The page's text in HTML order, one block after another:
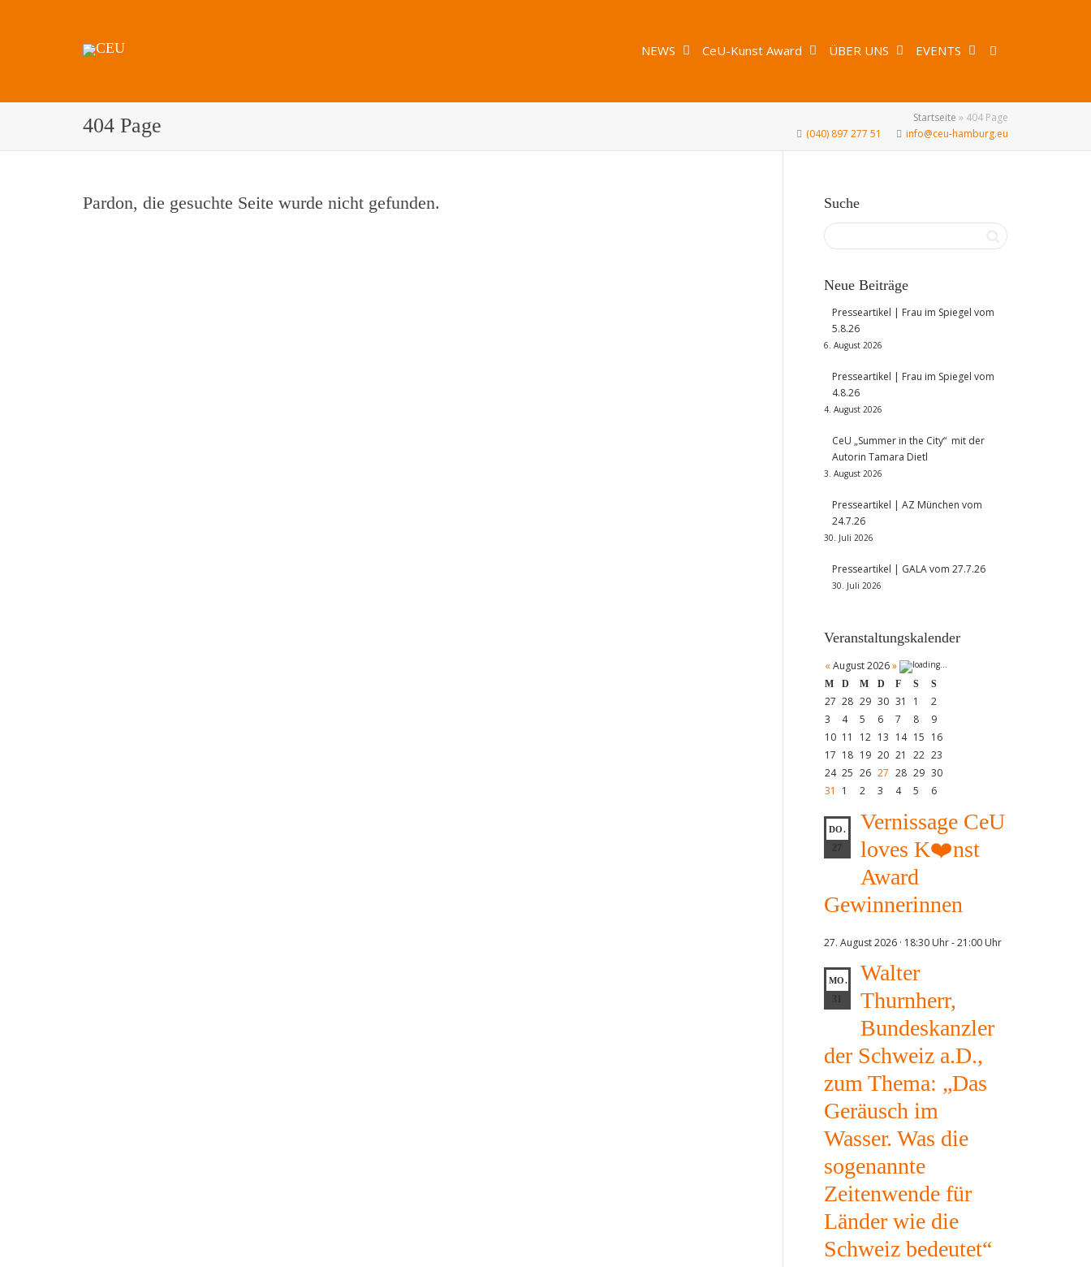
NEWS CeU-Kunst Award ÜBER UNS EVENTS
404 Page Startseite » 404 Page
(040) 897 277 51
info@ceu-hamburg.eu
Pardon, die gesuchte Seite wurde nicht gefunden. Suche
Neue Beiträge
Presseartikel | Frau im Spiegel vom
5.8.26
6. August 2026
Presseartikel | Frau im Spiegel vom
4.8.26
4. August 2026
CeU „Summer in the City“ mit der
Autorin Tamara Dietl
3. August 2026
Presseartikel | AZ München vom
24.7.26
30. Juli 2026
Presseartikel | GALA vom 27.7.26
30. Juli 2026
Veranstaltungskalender
« August 2026 »
M D M D F S S
27 28 29 30 31 1
2
3
4 5 6 7 8
9
10 11 12 13 14 15 16
17 18 19 20 21 22 23
24 25 26 27 28 29 30
31
1 2 3 4 5 6
DO.
27
Vernissage CeU
loves K❤️nst
Award
Gewinnerinnen
27. August 2026 · 18:30 Uhr-21:00 Uhr
MO.
Walter
Thurnherr,
Bundeskanzler
der Schweiz a.D.,
zum Thema: „Das
Geräusch im
Wasser. Was die
sogenannte
Zeitenwende für
Länder wie die
Schweiz bedeutet“